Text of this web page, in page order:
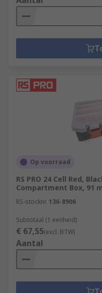
Op voorraad
RS PRO 24 Cell Red,
Compartment Box, 91
RS-stocknr. 136-8906
Subtotaal (1 eenheid)
€ 67,55(excl. BTW)
Aantal